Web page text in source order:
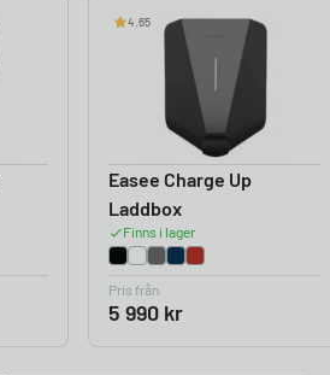
4.65
Easee Charge Up
Laddbox
Finns i lager
Pris från
5 990 kr